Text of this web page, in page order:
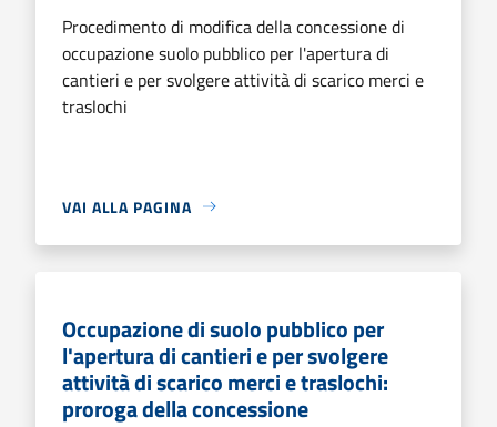
Procedimento di modifica della concessione di
occupazione suolo pubblico per l'apertura di
cantieri e per svolgere attività di scarico merci e
traslochi
VAI ALLA PAGINA
Occupazione di suolo pubblico per
l'apertura di cantieri e per svolgere
attività di scarico merci e traslochi:
proroga della concessione